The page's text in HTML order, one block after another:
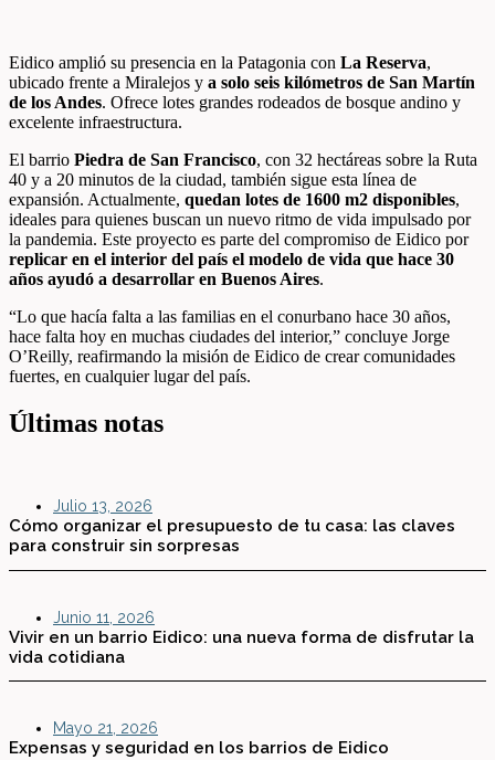
Eidico amplió su presencia en la Patagonia con La Reserva,
ubicado frente a Miralejos y a solo seis kilómetros de San Martín
de los Andes. Ofrece lotes grandes rodeados de bosque andino y
excelente infraestructura.
El barrio Piedra de San Francisco, con 32 hectáreas sobre la Ruta
40 y a 20 minutos de la ciudad, también sigue esta línea de
expansión. Actualmente, quedan lotes de 1600 m2 disponibles,
ideales para quienes buscan un nuevo ritmo de vida impulsado por
la pandemia. Este proyecto es parte del compromiso de Eidico por
replicar en el interior del país el modelo de vida que hace 30
años ayudó a desarrollar en Buenos Aires.
“Lo que hacía falta a las familias en el conurbano hace 30 años,
hace falta hoy en muchas ciudades del interior,” concluye Jorge
O’Reilly, reafirmando la misión de Eidico de crear comunidades
fuertes, en cualquier lugar del país.
Últimas notas
Julio 13, 2026
Cómo organizar el presupuesto de tu casa: las claves
para construir sin sorpresas
Junio 11, 2026
Vivir en un barrio Eidico: una nueva forma de disfrutar la
vida cotidiana
Mayo 21, 2026
Expensas y seguridad en los barrios de Eidico